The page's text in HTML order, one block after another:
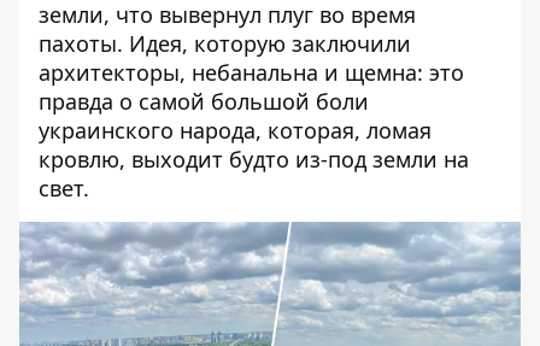
земли, что вывернул плуг во время
пахоты. Идея, которую заключили
архитекторы, небанальна и щемна: это
правда о самой большой боли
украинского народа, которая, ломая
кровлю, выходит будто из-под земли на
свет.